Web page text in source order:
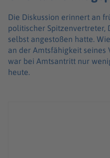
Die Diskussion erinnert an
politischer Spitzenvertreter,
selbst angestoßen hatte.
an der Amtsfähigkeit seines
war bei Amtsantritt nur
heute.